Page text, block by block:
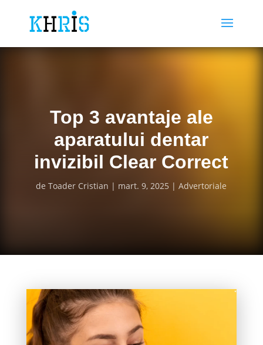
Top 3 avantaje ale
aparatului dentar
invizibil Clear Correct
deToader Cristian mart. 9, 2025 Advertoriale